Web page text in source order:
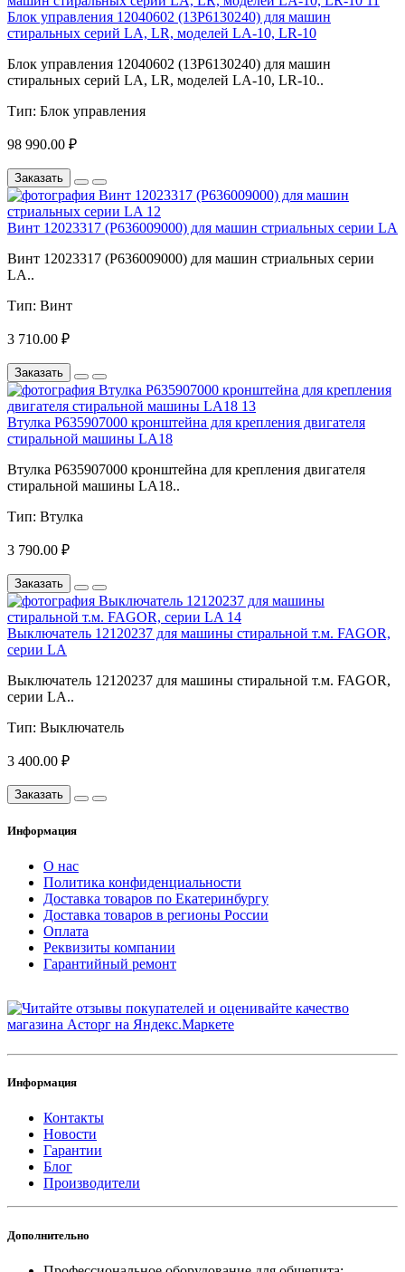
Блок управления 12040602 (13P6130240) для машин
стиральных серий LA, LR, моделей LA-10, LR-10
Блок управления 12040602 (13P6130240) для машин
стиральных серий LA, LR, моделей LA-10, LR-10..
Тип: Блок управления
98 990.00 ₽
Заказать
Винт 12023317 (P636009000) для машин стриальных серии LA
Винт 12023317 (P636009000) для машин стриальных серии
LA..
Тип: Винт
3 710.00 ₽
Заказать
Втулка P635907000 кронштейна для крепления двигателя
стиральной машины LA18
Втулка P635907000 кронштейна для крепления двигателя
стиральной машины LA18..
Тип: Втулка
3 790.00 ₽
Заказать
Выключатель 12120237 для машины стиральной т.м. FAGOR,
серии LA
Выключатель 12120237 для машины стиральной т.м. FAGOR,
серии LA..
Тип: Выключатель
3 400.00 ₽
Заказать
Информация
О нас
Политика конфиденциальности
Доставка товаров по Екатеринбургу
Доставка товаров в регионы России
Оплата
Реквизиты компании
Гарантийный ремонт
Информация
Контакты
Новости
Гарантии
Блог
Производители
Дополнительно